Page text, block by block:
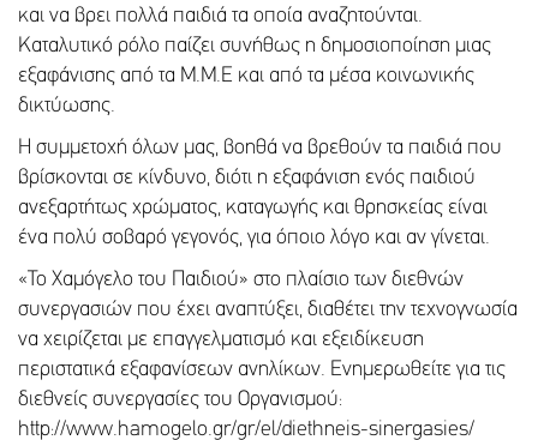
και να βρει πολλά παιδιά τα οποία αναζητούνται.
Καταλυτικό ρόλο παίζει συνήθως η δημοσιοποίηση μιας
εξαφάνισης από τα Μ.Μ.Ε και από τα μέσα κοινωνικής
δικτύωσης.
Η συμμετοχή όλων μας, βοηθά να βρεθούν τα παιδιά που
βρίσκονται σε κίνδυνο, διότι η εξαφάνιση ενός παιδιού
ανεξαρτήτως χρώματος, καταγωγής και θρησκείας είναι
ένα πολύ σοβαρό γεγονός, για όποιο λόγο και αν γίνεται.
«Το Χαμόγελο του Παιδιού» στο πλαίσιο των διεθνών
συνεργασιών που έχει αναπτύξει, διαθέτει την τεχνογνωσία
να χειρίζεται με επαγγελματισμό και εξειδίκευση
περιστατικά εξαφανίσεων ανηλίκων. Ενημερωθείτε για τις
διεθνείς συνεργασίες του Οργανισμού:
http://www.hamogelo.gr/gr/el/diethneis-sinergasies/